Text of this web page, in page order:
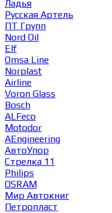
Ладья
Русская Артель
ПТ Групп
Nord Oil
Elf
Omsa Line
Norplast
Airline
Voron Glass
Bosch
ALFeco
Motodor
AEngineering
АвтоУпор
Стрелка 11
Philips
OSRAM
Мир Автокниг
Петропласт